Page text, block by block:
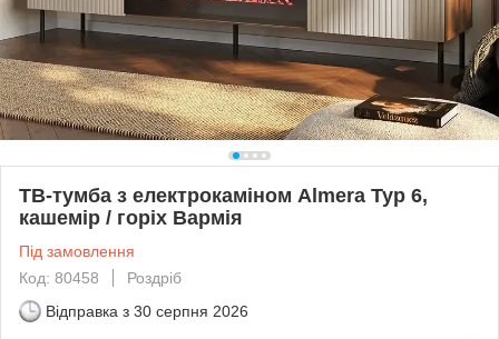
ТВ-тумба з електрокаміном Almera Typ 6,
кашемір / горіх Вармія
Під замовлення
Код: 80458
Роздріб
Відправка з 30 серпня 2026